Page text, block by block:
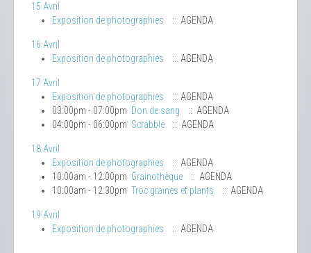
15 Avril
Exposition de photographies
:: AGENDA
16 Avril
Exposition de photographies
:: AGENDA
17 Avril
Exposition de photographies
:: AGENDA
03:00pm - 07:00pm Don de sang
:: AGENDA
04:00pm - 06:00pm Scrabble :: AGENDA
18 Avril
Exposition de photographies
:: AGENDA
10:00am - 12:00pm Grainothèque
:: AGENDA
10:00am - 12:30pm Troc graines et plants :: AGENDA
19 Avril
Exposition de photographies
:: AGENDA